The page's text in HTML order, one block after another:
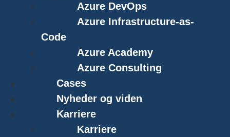
Azure DevOps
Azure Infrastructure-as-
Code
Azure Academy
Azure Consulting
Cases
Nyheder og viden
Karriere
Karriere